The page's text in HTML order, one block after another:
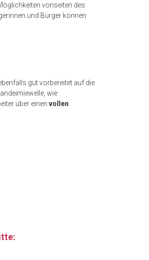
vonseiten des
und Bürger können
gut vorbereitet auf die
wie
über einen vollen